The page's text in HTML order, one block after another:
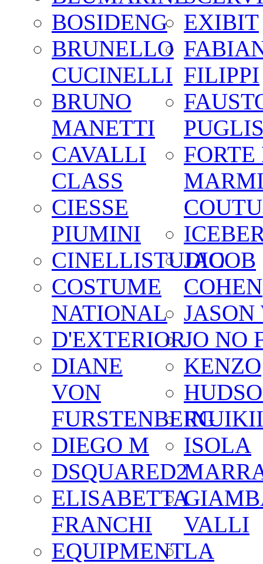
BOSIDENG
BRUNELLO
CUCINELLI
BRUNO
MANETTI
CAVALLI
CLASS
CIESSE
PIUMINI
CINELLISTUDIO
COSTUME
NATIONAL
D'EXTERIOR
DIANE
VON
FURSTENBERG
DIEGO M
DSQUARED2
ELISABETTA
FRANCHI
EQUIPMENT
EXIBIT
FILIPPI
FORTE
JACOB
COHEN
JASON
JO NO
KENZO
INUIKII
ISOLA
VALLI
LA